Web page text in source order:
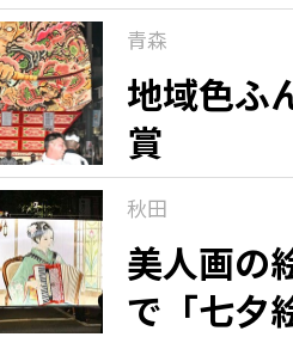
青森
地域色ふ
賞
秋田
美人画の
で「七夕